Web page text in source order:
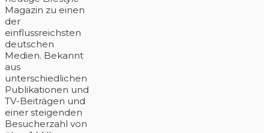
Magazin zu einen
der
einflussreichsten
deutschen
Medien. Bekannt
aus
unterschiedlichen
Publikationen und
TV-Beiträgen und
einer steigenden
Besucherzahl von